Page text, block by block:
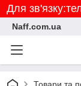
Для
Naff.com.ua